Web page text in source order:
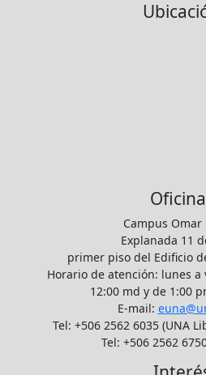
Campus Omar
Explanada 11
primer piso del Edificio
Horario de atención: lunes a
12:00 md y de 1:00
E-mail:
Tel: +506 2562 6035 (UNA
Tel: +506 2562